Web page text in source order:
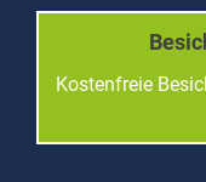
Kostenfreie